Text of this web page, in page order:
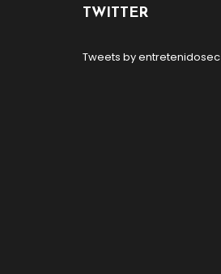
TWITTER
Tweets by entretenidosec